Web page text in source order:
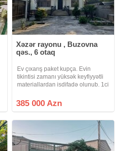
Xəzər rayonu , Buzovna
qəs., 6 otaq
Ev çıxarış paket kupça. Evin
tikintisi zamanı yüksək keyfiyyətli
materiallardan isdifadə olunub. 1ci
otaq və 1 mətbəx. Keyfiyyətli
qapılar və rus istehsalı parket. Çöl
385 000 Azn